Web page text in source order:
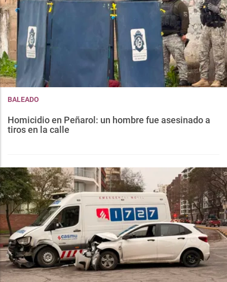
BALEADO
Homicidio en Peñarol: un hombre fue asesinado a
tiros en la calle